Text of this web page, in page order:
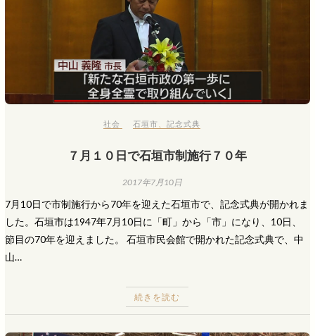
社会 石垣市 、記念式典
７月１０日で石垣市制施行７０年
2017年7月10日
7月10日で市制施行から70年を迎えた石垣市で、記念式典が開かれま
した。石垣市は1947年7月10日に「町」から「市」になり、10日、
節目の70年を迎えました。 石垣市民会館で開かれた記念式典で、中
山…
続きを読む